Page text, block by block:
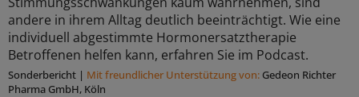
andere in ihrem Alltag deutlich beeinträchtigt. Wie eine
individuell abgestimmte Hormonersatztherapie
Betroffenen helfen kann, erfahren Sie im Podcast.
Sonderbericht | Mit freundlicher Unterstützung von: Gedeon Richter
Pharma GmbH, Köln